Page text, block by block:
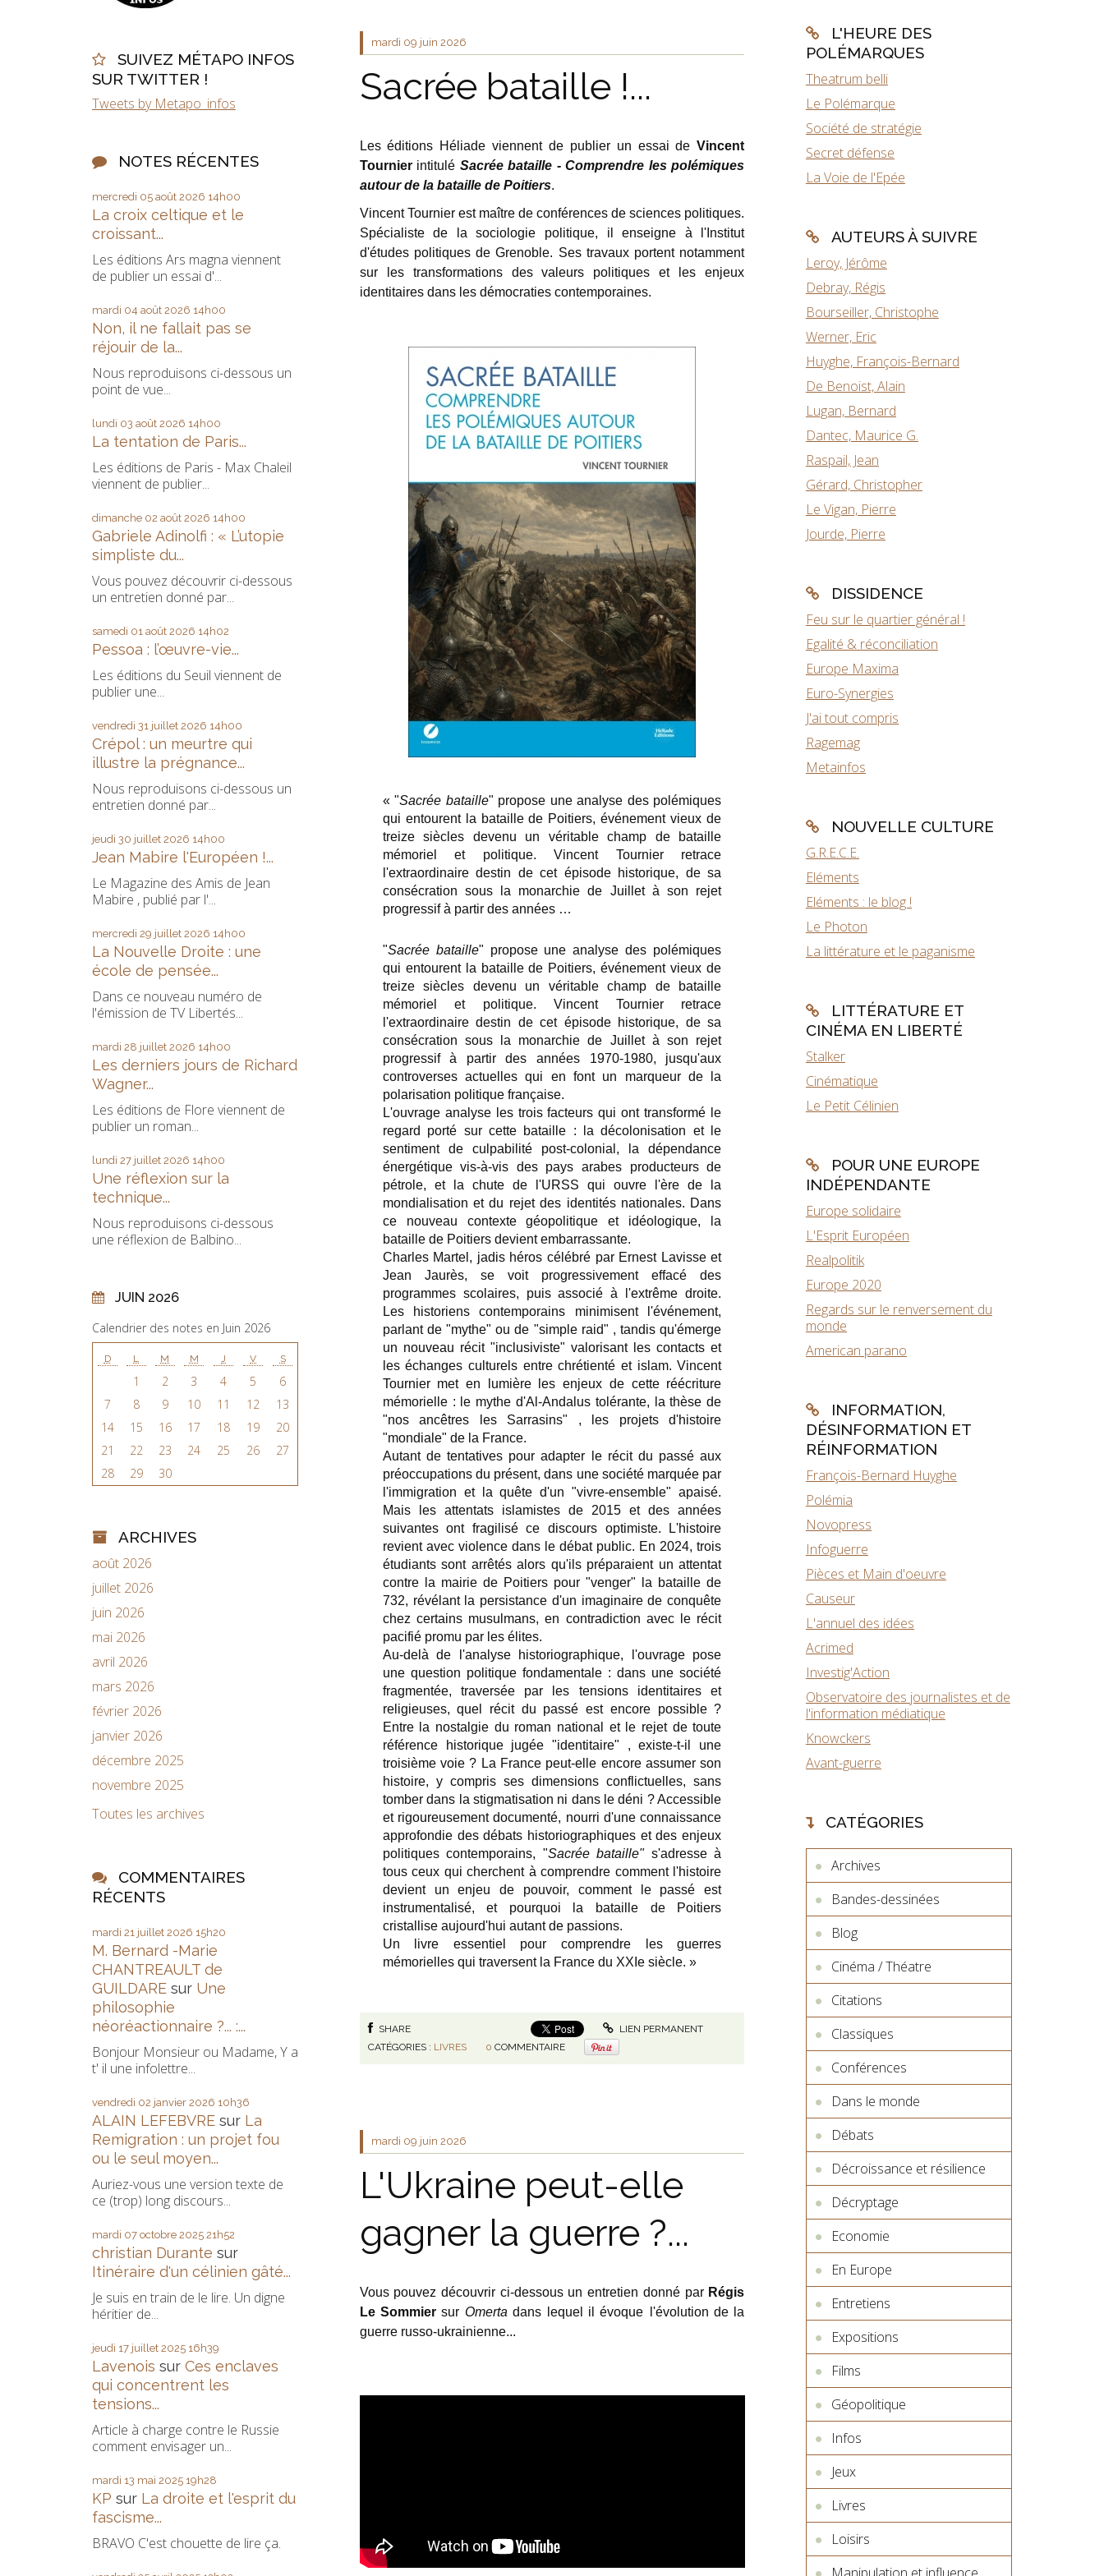
SUIVEZ MÉTAPO INFOS
SUR TWITTER !
Tweets by Metapo_infos
NOTES RÉCENTES
mercredi 05 août 2026 14h00
La croix celtique et le
croissant...
Les éditions Ars magna viennent
de publier un essai d'...
mardi 04 août 2026 14h00
Non, il ne fallait pas se
réjouir de la...
Nous reproduisons ci-dessous un
point de vue...
lundi 03 août 2026 14h00
La tentation de Paris...
Les éditions de Paris - Max Chaleil
viennent de publier...
dimanche 02 août 2026 14h00
Gabriele Adinolfi : « L’utopie
simpliste du...
Vous pouvez découvrir ci-dessous
un entretien donné par...
samedi 01 août 2026 14h02
Pessoa : l’œuvre-vie...
Les éditions du Seuil viennent de
publier une...
vendredi 31 juillet 2026 14h00
Crépol : un meurtre qui
illustre la prégnance...
Nous reproduisons ci-dessous un
entretien donné par...
jeudi 30 juillet 2026 14h00
Jean Mabire l'Européen !...
Le Magazine des Amis de Jean
Mabire , publié par l'...
mercredi 29 juillet 2026 14h00
La Nouvelle Droite : une
école de pensée...
Dans ce nouveau numéro de
l'émission de TV Libertés...
mardi 28 juillet 2026 14h00
Les derniers jours de Richard
Wagner...
Les éditions de Flore viennent de
publier un roman...
lundi 27 juillet 2026 14h00
Une réflexion sur la
technique...
Nous reproduisons ci-dessous
une réflexion de Balbino...
JUIN 2026
Calendrier des notes en Juin 2026
D L M M J V S
1 2 3 4 5
6
7
8 9 10 11 12
13
14
15 16 17 18 19
20
21
22 23 24 25 26
27
28
29 30
ARCHIVES
août 2026
juillet 2026
juin 2026
mai 2026
avril 2026
mars 2026
février 2026
janvier 2026
décembre 2025
novembre 2025
Toutes les archives
COMMENTAIRES
RÉCENTS
mardi 21 juillet 2026 15h20
M. Bernard -Marie
CHANTREAULT de
GUILDARE sur Une
philosophie
néoréactionnaire ?... :...
Bonjour Monsieur ou Madame, Y a
t' il une infolettre...
vendredi 02 janvier 2026 10h36
ALAIN LEFEBVRE sur La
Remigration : un projet fou
ou le seul moyen...
Auriez-vous une version texte de
ce (trop) long discours...
mardi 07 octobre 2025 21h52
christian Durante sur
Itinéraire d'un célinien gâté...
Je suis en train de le lire. Un digne
héritier de...
jeudi 17 juillet 2025 16h39
Lavenois sur Ces enclaves
qui concentrent les
tensions...
Article à charge contre le Russie
comment envisager un...
mardi 13 mai 2025 19h28
KP sur La droite et l'esprit du
fascisme...
BRAVO C'est chouette de lire ça.
mardi 09 juin 2026
Sacrée bataille !...
Les éditions Héliade viennent de publier un essai deVincent
Tournierintitulé Sacrée bataille - Comprendre les polémiques
autour de la bataille de Poitiers.
Vincent Tournier est maître de conférences de sciences politiques.
Spécialiste de la sociologie politique, il enseigne à l'Institut
d'études politiques de Grenoble. Ses travaux portent notamment
sur les transformations des valeurs politiques et les enjeux
identitaires dans les démocraties contemporaines.
« "Sacrée bataille" propose une analyse des polémiques
qui entourent la bataille de Poitiers, événement vieux de
treize siècles devenu un véritable champ de bataille
mémoriel et politique. Vincent Tournier retrace
l'extraordinaire destin de cet épisode historique, de sa
consécration sous la monarchie de Juillet à son rejet
progressif à partir des années …
"Sacrée bataille" propose une analyse des polémiques
qui entourent la bataille de Poitiers, événement vieux de
treize siècles devenu un véritable champ de bataille
mémoriel et politique. Vincent Tournier retrace
l'extraordinaire destin de cet épisode historique, de sa
consécration sous la monarchie de Juillet à son rejet
progressif à partir des années 1970-1980, jusqu'aux
controverses actuelles qui en font un marqueur de la
polarisation politique française.
L'ouvrage analyse les trois facteurs qui ont transformé le
regard porté sur cette bataille : la décolonisation et le
sentiment de culpabilité post-colonial, la dépendance
énergétique vis-à-vis des pays arabes producteurs de
pétrole, et la chute de l'URSS qui ouvre l'ère de la
mondialisation et du rejet des identités nationales. Dans
ce nouveau contexte géopolitique et idéologique, la
bataille de Poitiers devient embarrassante.
Charles Martel, jadis héros célébré par Ernest Lavisse et
Jean Jaurès, se voit progressivement effacé des
programmes scolaires, puis associé à l'extrême droite.
Les historiens contemporains minimisent l'événement,
parlant de "mythe" ou de "simple raid" , tandis qu'émerge
un nouveau récit "inclusiviste" valorisant les contacts et
les échanges culturels entre chrétienté et islam. Vincent
Tournier met en lumière les enjeux de cette réécriture
mémorielle : le mythe d'Al-Andalus tolérante, la thèse de
"nos ancêtres les Sarrasins" , les projets d'histoire
"mondiale" de la France.
Autant de tentatives pour adapter le récit du passé aux
préoccupations du présent, dans une société marquée par
l'immigration et la quête d'un "vivre-ensemble" apaisé.
Mais les attentats islamistes de 2015 et des années
suivantes ont fragilisé ce discours optimiste. L'histoire
revient avec violence dans le débat public. En 2024, trois
étudiants sont arrêtés alors qu'ils préparaient un attentat
contre la mairie de Poitiers pour "venger" la bataille de
732, révélant la persistance d'un imaginaire de conquête
chez certains musulmans, en contradiction avec le récit
pacifié promu par les élites.
Au-delà de l'analyse historiographique, l'ouvrage pose
une question politique fondamentale : dans une société
fragmentée, traversée par les tensions identitaires et
religieuses, quel récit du passé est encore possible ?
Entre la nostalgie du roman national et le rejet de toute
référence historique jugée "identitaire" , existe-t-il une
troisième voie ? La France peut-elle encore assumer son
histoire, y compris ses dimensions conflictuelles, sans
tomber dans la stigmatisation ni dans le déni ? Accessible
et rigoureusement documenté, nourri d'une connaissance
approfondie des débats historiographiques et des enjeux
politiques contemporains, "Sacrée bataille"s'adresse à
tous ceux qui cherchent à comprendre comment l'histoire
devient un enjeu de pouvoir, comment le passé est
instrumentalisé, et pourquoi la bataille de Poitiers
cristallise aujourd'hui autant de passions.
Un livre essentiel pour comprendre les guerres
mémorielles qui traversent la France du XXIe siècle. »
SHARE
LIEN PERMANENT
CATÉGORIES : LIVRES 0 COMMENTAIRE
mardi 09 juin 2026
L'Ukraine peut-elle
gagner la guerre ?...
Vous pouvez découvrir ci-dessous un entretien donné par Régis
Le Sommier sur Omerta dans lequel il évoque
l'évolution de la
guerre russo-ukrainienne...
L'HEURE DES
POLÉMARQUES
Theatrum belli
Le Polémarque
Société de stratégie
Secret défense
La Voie de l'Epée
AUTEURS À SUIVRE
Leroy, Jérôme
Debray, Régis
Bourseiller, Christophe
Werner, Eric
Huyghe, François-Bernard
De Benoist, Alain
Lugan, Bernard
Dantec, Maurice G.
Raspail, Jean
Gérard, Christopher
Le Vigan, Pierre
Jourde, Pierre
DISSIDENCE
Feu sur le quartier général !
Egalité & réconciliation
Europe Maxima
Euro-Synergies
J'ai tout compris
Ragemag
Metainfos
NOUVELLE CULTURE
G.R.E.C.E.
Eléments
Eléments : le blog !
Le Photon
La littérature et le paganisme
LITTÉRATURE ET
CINÉMA EN LIBERTÉ
Stalker
Cinématique
Le Petit Célinien
POUR UNE EUROPE
INDÉPENDANTE
Europe solidaire
L'Esprit Européen
Realpolitik
Europe 2020
Regards sur le renversement du
monde
American parano
INFORMATION,
DÉSINFORMATION ET
RÉINFORMATION
François-Bernard Huyghe
Polémia
Novopress
Infoguerre
Pièces et Main d'oeuvre
Causeur
L'annuel des idées
Acrimed
Investig'Action
Observatoire des journalistes et de
l'information médiatique
Knowckers
Avant-guerre
CATÉGORIES
Archives
Bandes-dessinées
Blog
Cinéma / Théatre
Citations
Classiques
Conférences
Dans le monde
Débats
Décroissance et résilience
Décryptage
Economie
En Europe
Entretiens
Expositions
Films
Géopolitique
Infos
Jeux
Livres
Loisirs